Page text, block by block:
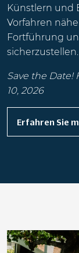
Künstlern und
Vorfahren
Fortführung
sicherzustellen.
Save the Date!
10, 2026
Erfahren Sie